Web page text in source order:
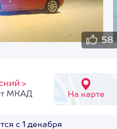
58
>
На карте
МКАД
с 1 декабря